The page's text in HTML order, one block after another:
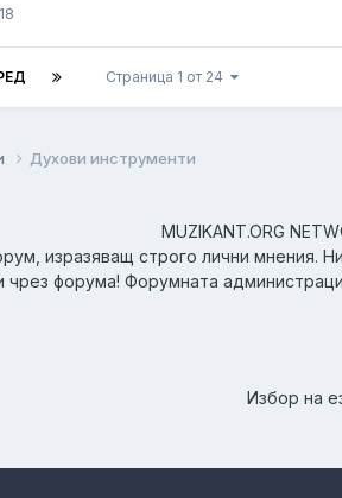
Страница 1 от 24
Духови инструменти
MUZIKANT.ORG
изразяващ строго лични мнения.
чрез форума! Форумната
Избор на